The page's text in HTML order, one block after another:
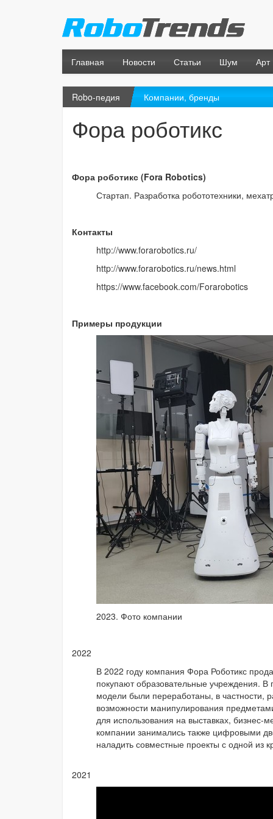
Главная Новости Статьи Шум Арт
Robo-педия Компании, бренды
Фора роботикс
Фора роботикс (Fora Robotics)
Стартап. Разработка робототехники,
Контакты
http://www.forarobotics.ru/
http://www.forarobotics.ru/news.html
https://www.facebook.com/Forarobotics
Примеры продукции
2023. Фото компании
2022
В 2022 году компания Фора Роботикс
покупают образовательные учреждения.
модели были переработаны, в частности,
возможности манипулирования
для использования на выставках, бизнес-
компании занимались также цифровыми
наладить совместные проекты с одной
2021